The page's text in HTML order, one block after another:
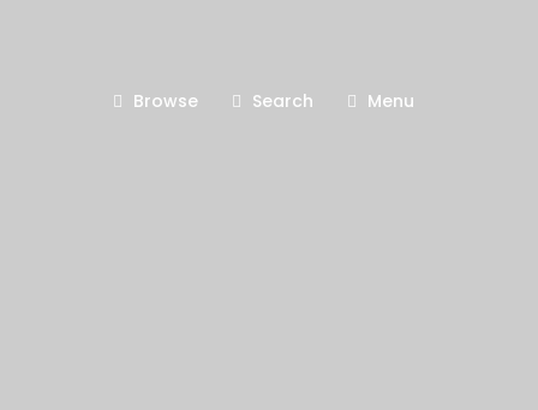
Browse Search Menu